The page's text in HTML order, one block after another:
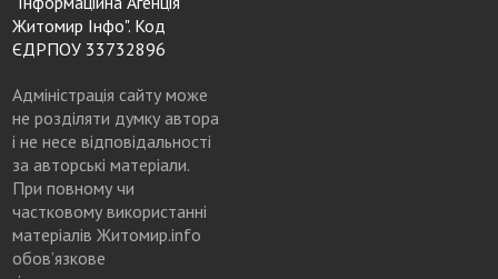
Житомир Інфо". Код
ЄДРПОУ 33732896
Адміністрація сайту може
не розділяти думку автора
і не несе відповідальності
за авторські матеріали.
При повному чи
частковому використанні
матеріалів Житомир.info
обов’язкове